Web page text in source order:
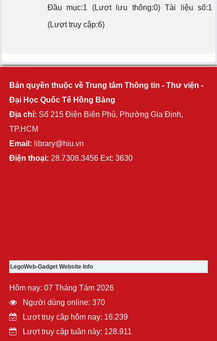
Đầu mục:1 (Lượt lưu thông:0) Tài liệu số:1
(Lượt truy cập:6)
Bản quyền thuộc về Trung tâm Thông tin - Thư viện -
Đại Học Quốc Tế Hồng Bàng
Địa chỉ: Số 215 Điện Biên Phủ, Phường Gia Định,
TP.HCM
Email: library@hiu.vn
Điện thoại: 28.7308.3456 Ext: 3630
LegoWeb-Gadget Website Info
Hôm nay: 07 Tháng Tám 2026
Người dùng online: 370
Lượt truy cập hôm nay: 16.239
Lượt truy cập tuần này: 128.911